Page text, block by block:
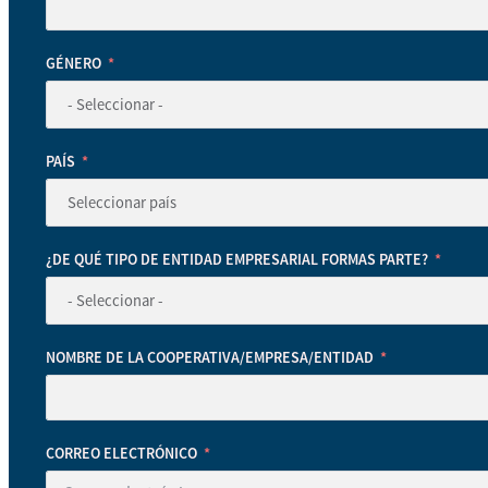
GÉNERO
PAÍS
¿DE QUÉ TIPO DE ENTIDAD EMPRESARIAL FORMAS PARTE?
NOMBRE DE LA COOPERATIVA/EMPRESA/ENTIDAD
CORREO ELECTRÓNICO